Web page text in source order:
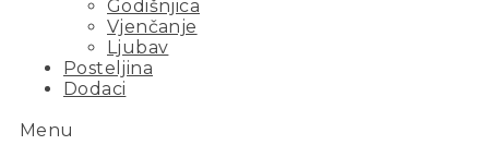
Godišnjica
Vjenčanje
Ljubav
Posteljina
Dodaci
Menu